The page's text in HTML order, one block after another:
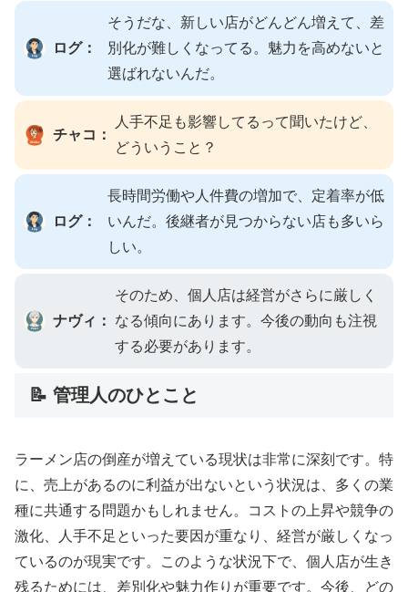
ログ：
そうだな、新しい店がどんどん増えて、差
別化が難しくなってる。魅力を高めないと
選ばれないんだ。
チャコ：
人手不足も影響してるって聞いたけど、
どういうこと？
ログ：
長時間労働や人件費の増加で、定着率が低
いんだ。後継者が見つからない店も多いら
しい。
ナヴィ：
そのため、個人店は経営がさらに厳しく
なる傾向にあります。今後の動向も注視
する必要があります。
📝 管理人のひとこと
ラーメン店の倒産が増えている現状は非常に深刻です。特
に、売上があるのに利益が出ないという状況は、多くの業
種に共通する問題かもしれません。コストの上昇や競争の
激化、人手不足といった要因が重なり、経営が厳しくなっ
ているのが現実です。このような状況下で、個人店が生き
残るためには、差別化や魅力作りが重要です。今後、どの